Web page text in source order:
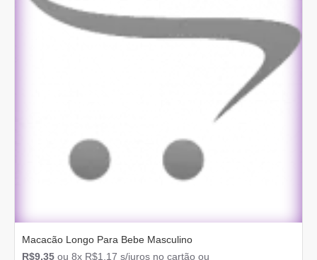
Macacão Longo Para Bebe Masculino
R$9,35 ou 8x R$1,17 s/juros no cartão ou